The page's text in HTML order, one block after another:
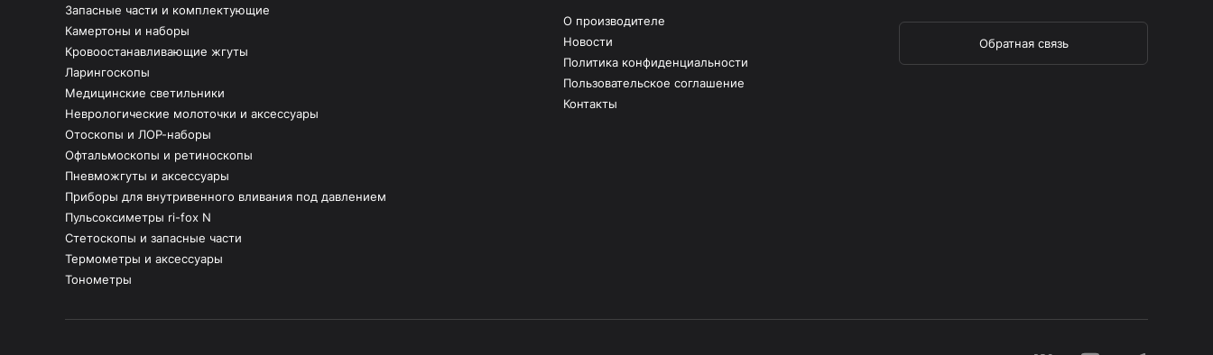
Запасные части и комплектующие
Камертоны и наборы
Кровоостанавливающие жгуты
Ларингоскопы
Медицинские светильники
Неврологические молоточки и аксессуары
Отоскопы и ЛОР-наборы
Офтальмоскопы и ретиноскопы
Пневможгуты и аксессуары
Приборы для внутривенного вливания под давлением
Пульсоксиметры ri-fox N
Стетоскопы и запасные части
Термометры и аксессуары
Тонометры
О производителе
Новости
Политика конфиденциальности
Пользовательское соглашение
Контакты
Обратная связь